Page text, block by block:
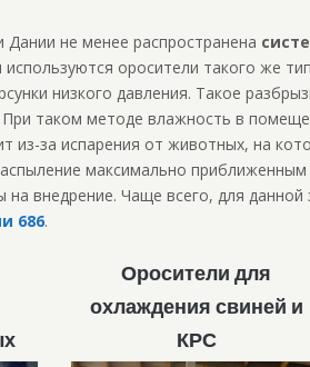
не менее распространена
оросители такого же
низкого давления. Такое
таком методе влажность в
из-за испарения от животных, на
максимально
на внедрение. Чаще всего, для
686.
Оросители для
охлаждения свиней и
КРС